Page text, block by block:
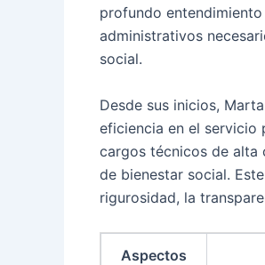
profundo
administrativos
social.
Desde sus inicios,
eficiencia en el servicio
cargos técnicos de alta
de bienestar social.
rigurosidad, la
Aspectos